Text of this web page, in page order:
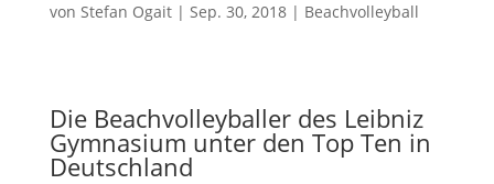
von Stefan Ogait| Sep. 30, 2018| Beachvolleyball
Die Beachvolleyballer des Leibniz
Gymnasium unter den Top Ten in
Deutschland